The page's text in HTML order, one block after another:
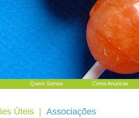
Quem Somos Como Anunciar
Úteis Associações